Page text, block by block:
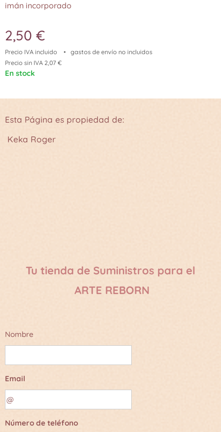
imán incorporado
2,50 €
Precio IVA incluido
gastos de envío no incluidos
Precio sin IVA 2,07 €
En stock
Esta Página es propiedad de:
Keka Roger
Tu tienda de Suministros para el
ARTE REBORN
Nombre
Email
Número de teléfono